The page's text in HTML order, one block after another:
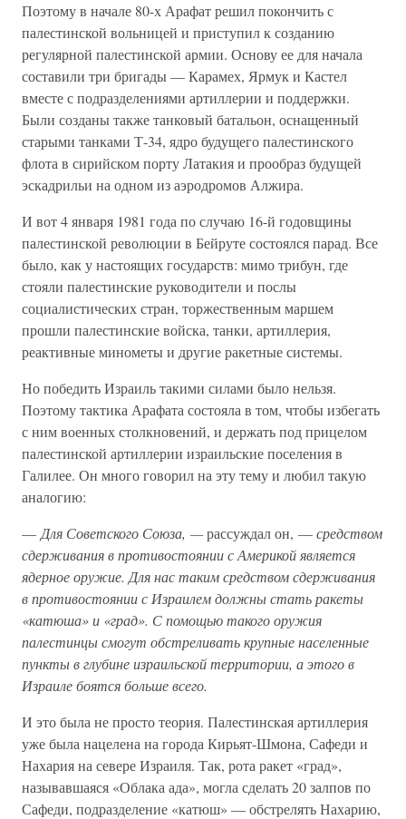
Поэтому в начале 80-х Арафат решил покончить с
палестинской вольницей и приступил к созданию
регулярной палестинской армии. Основу ее для начала
составили три бригады — Карамех, Ярмук и Кастел
вместе с подразделениями артиллерии и поддержки.
Были созданы также танковый батальон, оснащенный
старыми танками Т-34, ядро будущего палестинского
флота в сирийском порту Латакия и прообраз будущей
эскадрильи на одном из аэродромов Алжира.
И вот 4 января 1981 года по случаю 16-й годовщины
палестинской революции в Бейруте состоялся парад. Все
было, как у настоящих государств: мимо трибун, где
стояли палестинские руководители и послы
социалистических стран, торжественным маршем
прошли палестинские войска, танки, артиллерия,
реактивные минометы и другие ракетные системы.
Но победить Израиль такими силами было нельзя.
Поэтому тактика Арафата состояла в том, чтобы избегать
с ним военных столкновений, и держать под прицелом
палестинской артиллерии израильские поселения в
Галилее. Он много говорил на эту тему и любил такую
аналогию:
— Для Советского Союза, —рассуждал он, —средством
сдерживания в противостоянии с Америкой является
ядерное оружие. Для нас таким средством сдерживания
в противостоянии с Израилем должны стать ракеты
«катюша» и «град». С помощью такого оружия
палестинцы смогут обстреливать крупные населенные
пункты в глубине израильской территории, а этого в
Израиле боятся больше всего.
И это была не просто теория. Палестинская артиллерия
уже была нацелена на города Кирьят-Шмона, Сафеди и
Нахария на севере Израиля. Так, рота ракет «град»,
называвшаяся «Облака ада», могла сделать 20 залпов по
Сафеди, подразделение «катюш» — обстрелять Нахарию,